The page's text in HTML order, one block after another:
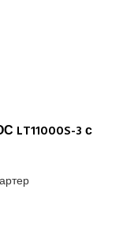
LT11000S-3 с